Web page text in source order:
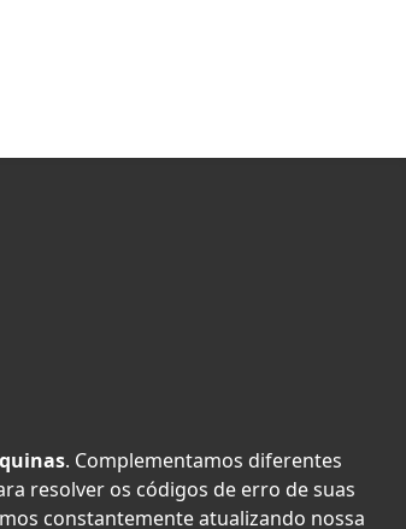
. Complementamos diferentes
resolver os códigos de erro de suas
constantemente atualizando nossa